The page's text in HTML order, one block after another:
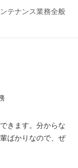
テナンス業務全般
きます。分からな
ばかりなので、ぜ